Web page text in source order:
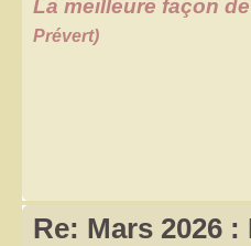
La meilleure façon
Prévert)
Re: Mars 2026